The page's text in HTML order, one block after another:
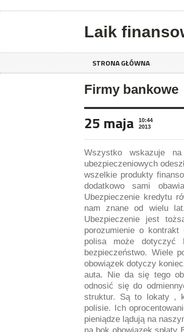
Laik
STRONA GŁÓWNA
Firmy bankowe
25 maja
10:44
2013
Wszystko wskazuje
ubezpieczeniowych
wszelkie produkty
dodatkowo sami
Ubezpieczenie kredytu
nam znane od wielu
Ubezpieczenie jest
porozumienie o kontrakt
polisa może dotyczyć
bezpieczeństwo. Wiele
obowiązek dotyczy
auta. Nie da się tego
odnosić się do
struktur. Są to lokaty ,
polisie. Ich
pieniądze lądują na